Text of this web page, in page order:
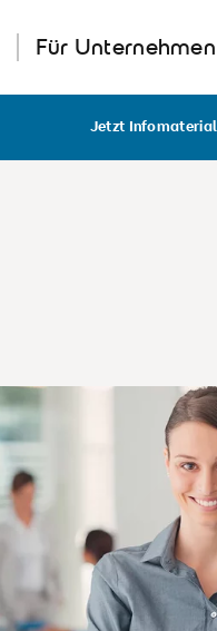
Für Unternehmen
Jetzt